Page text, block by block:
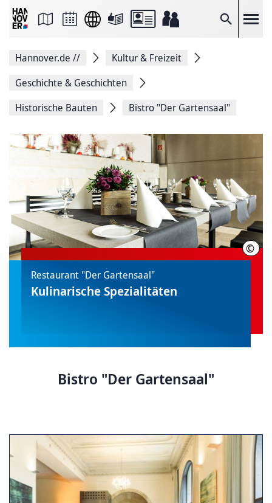
Suche
Seite
Facebook
teilen
Seitenlink
Seite
Drucken
Hannover.de //
Kultur & Freizeit
Geschichte & Geschichten
Historische Bauten
Bistro "Der Gartensaal"
© LHH
Restaurant "Der Gartensaal"
Kulinarische Spezialitäten
Bistro "Der Gartensaal"